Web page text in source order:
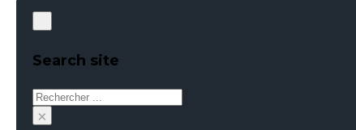
Search site
Rechercher
×